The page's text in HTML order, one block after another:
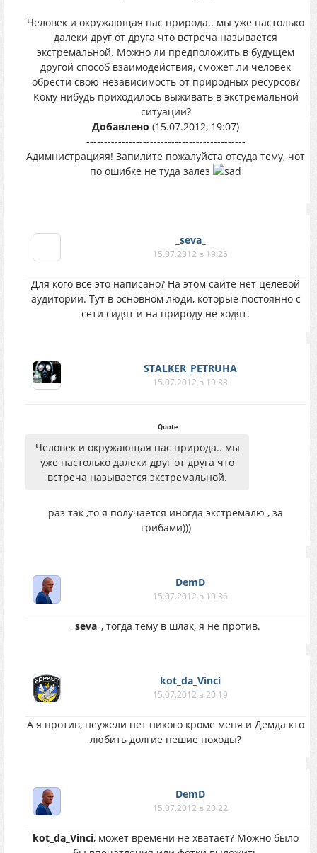
Человек и окружающая нас природа.. мы уже настолько
далеки друг от друга что встреча называется
экстремальной. Можно ли предположить в будущем
другой способ взаимодействия, сможет ли человек
обрести свою независимость от природных ресурсов?
Кому нибудь приходилось выживать в экстремальной
ситуации?
Добавлено (15.07.2012, 19:07)
---------------------------------------------
Адимнистрацияя! Запилите пожалуйста отсуда тему, чот
по ошибке не туда залез
_seva_
15.07.2012 в 19:25
Для кого всё это написано? На этом сайте нет целевой
аудитории. Тут в основном люди, которые постоянно с
сети сидят и на природу не ходят.
STALKER_PETRUHA
15.07.2012 в 19:33
Quote
Человек и окружающая нас природа.. мы
уже настолько далеки друг от друга что
встреча называется экстремальной.
раз так ,то я получается иногда экстремалю , за
грибами)))
DemD
15.07.2012 в 19:36
_seva_ , тогда тему в шлак, я не против.
kot_da_Vinci
15.07.2012 в 20:19
А я против, неужели нет никого кроме меня и Демда кто
любить долгие пешие походы?
DemD
15.07.2012 в 20:22
kot_da_Vinci, может времени не хватает? Можно было